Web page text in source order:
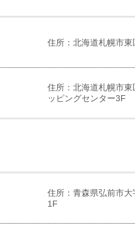
住所：北海道札幌市
住所：北海道札幌市
ッピングセンター3F
住所：青森県弘前市
1F